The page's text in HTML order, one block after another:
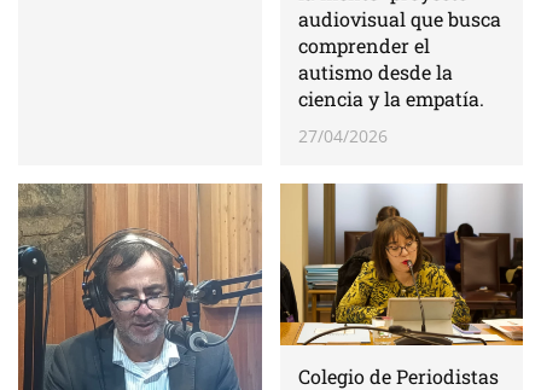
audiovisual que busca
comprender el
autismo desde la
ciencia y la empatía.
27/04/2026
Colegio de Periodistas